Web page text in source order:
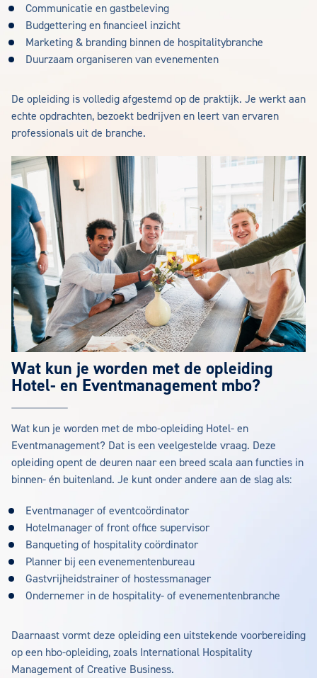
Communicatie en gastbeleving
Budgettering en financieel inzicht
Marketing & branding binnen de hospitalitybranche
Duurzaam organiseren van evenementen
De opleiding is volledig afgestemd op de praktijk. Je werkt aan
echte opdrachten, bezoekt bedrijven en leert van ervaren
professionals uit de branche.
Wat kun je worden met de opleiding
Hotel- en Eventmanagement mbo?
Wat kun je worden met de mbo-opleiding Hotel- en
Eventmanagement? Dat is een veelgestelde vraag. Deze
opleiding opent de deuren naar een breed scala aan functies in
binnen- én buitenland. Je kunt onder andere aan de slag als:
Eventmanager of eventcoördinator
Hotelmanager of front office supervisor
Banqueting of hospitality coördinator
Planner bij een evenementenbureau
Gastvrijheidstrainer of hostessmanager
Ondernemer in de hospitality- of evenementenbranche
Daarnaast vormt deze opleiding een uitstekende voorbereiding
op een hbo-opleiding, zoals International Hospitality
Management of Creative Business.